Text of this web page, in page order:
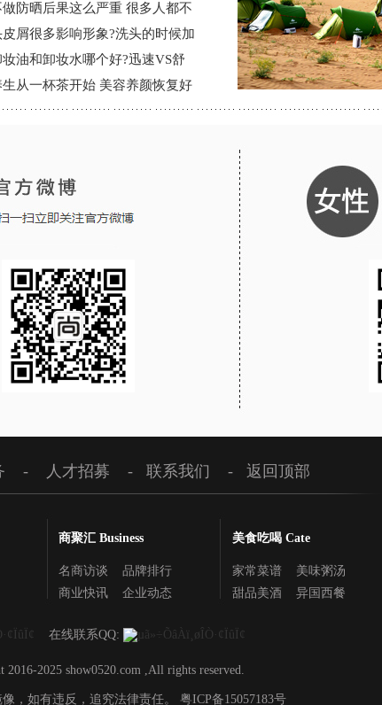
做防晒后果这么严重 很多人都不
皮屑很多影响形象?洗头的时候加
妆油和卸妆水哪个好?迅速VS舒
生从一杯茶开始 美容养颜恢复好
- 人才招募 - 联系我们 - 返回顶部
商聚汇 Business
名商访谈
品牌排行
商业快讯
企业动态
美食吃喝 Cate
家常菜谱
美味粥汤
甜品美酒
异国西餐
在线联系QQ:
2025 show0520.com ,All rights reserved.
，如有违反，追究法律责任。 粤ICP备15057183号